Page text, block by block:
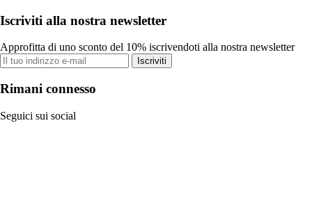
Iscriviti alla nostra newsletter
Approfitta di uno sconto del 10% iscrivendoti alla nostra newsletter
Iscriviti
Rimani connesso
Seguici sui social